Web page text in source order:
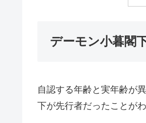
デーモン小暮閣
自認する年齢と実年齢が
下が先行者だったことがわ